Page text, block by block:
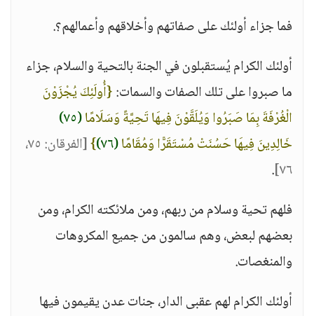
فما جزاء أولئك على صفاتهم وأخلاقهم وأعمالهم؟.
أولئك الكرام يُستقبلون في الجنة بالتحية والسلام، جزاء
ما صبروا على تلك الصفات والسمات:{أُولَئِكَ يُجْزَوْنَ
الْغُرْفَةَ بِمَا صَبَرُوا وَيُلَقَّوْنَ فِيهَا تَحِيَّةً وَسَلَامًا(٧٥)
خَالِدِينَ فِيهَا حَسُنَتْ مُسْتَقَرًّا وَمُقَامًا(٧٦) }
[الفرقان: ٧٥،
٧٦] .
فلهم تحية وسلام من ربهم، ومن ملائكته الكرام، ومن
بعضهم لبعض، وهم سالمون من جميع المكروهات
والمنغصات.
أولئك الكرام لهم عقبى الدار، جنات عدن يقيمون فيها